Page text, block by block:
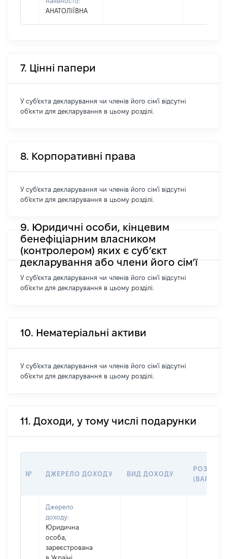
АНАТОЛІЇВНА
7. Цінні папери
У суб'єкта декларування чи членів його сім'ї відсутні
об'єкти для декларування в цьому розділі.
8. Корпоративні права
У суб'єкта декларування чи членів його сім'ї відсутні
об'єкти для декларування в цьому розділі.
9. Юридичні особи, кінцевим
бенефіціарним власником
(контролером) яких є суб’єкт
декларування або члени його сім’ї
У суб'єкта декларування чи членів його сім'ї відсутні
об'єкти для декларування в цьому розділі.
10. Нематеріальні активи
У суб'єкта декларування чи членів його сім'ї відсутні
об'єкти для декларування в цьому розділі.
11. Доходи, у тому числі подарунки
№ ДЖЕРЕЛО ДОХОДУ ВИД ДОХОДУ
РОЗМІР
Джерело
доходу:
Юридична
особа,
зареєстрована
в Україні